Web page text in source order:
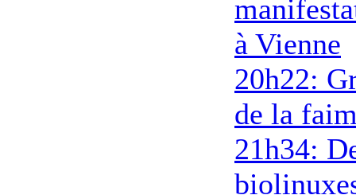
à Vienne
20h22:
de la
21h34: